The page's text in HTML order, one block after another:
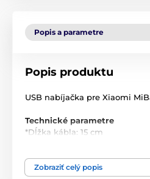
Popis a parametre
Popis produktu
USB nabíjačka pre Xiaomi
Technické parametre
*Dĺžka kábla: 15 cm
Zobraziť celý popis